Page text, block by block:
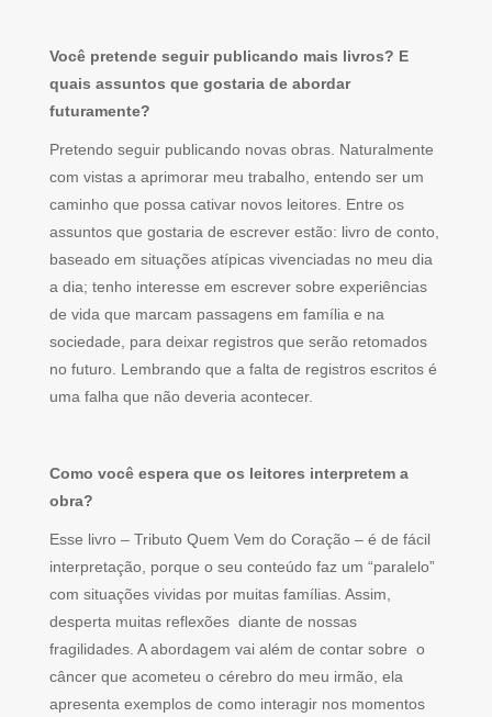
Você pretende seguir publicando mais livros? E
quais assuntos que gostaria de abordar
futuramente?
Pretendo seguir publicando novas obras. Naturalmente
com vistas a aprimorar meu trabalho, entendo ser um
caminho que possa cativar novos leitores. Entre os
assuntos que gostaria de escrever estão: livro de conto,
baseado em situações atípicas vivenciadas no meu dia
a dia; tenho interesse em escrever sobre experiências
de vida que marcam passagens em família e na
sociedade, para deixar registros que serão retomados
no futuro. Lembrando que a falta de registros escritos é
uma falha que não deveria acontecer.
Como você espera que os leitores interpretem a
obra?
Esse livro – Tributo Quem Vem do Coração – é de fácil
interpretação, porque o seu conteúdo faz um “paralelo”
com situações vividas por muitas famílias. Assim,
desperta muitas reflexões diante de nossas
fragilidades. A abordagem vai além de contar sobre o
câncer que acometeu o cérebro do meu irmão, ela
apresenta exemplos de como interagir nos momentos